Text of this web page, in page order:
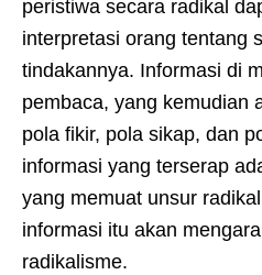
peristiwa secara radikal
interpretasi orang tentang
tindakannya. Informasi di
pembaca, yang kemudian
pola fikir, pola sikap, dan
informasi yang terserap
yang memuat unsur
informasi itu akan
radikalisme.